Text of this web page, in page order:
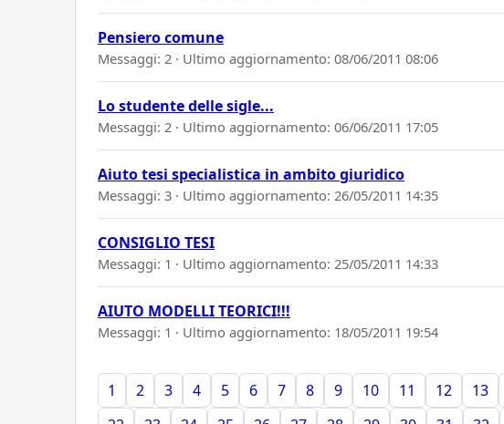
Pensiero comune
Messaggi: 2 · Ultimo aggiornamento: 08/06/2011 08:06
Lo studente delle sigle...
Messaggi: 2 · Ultimo aggiornamento: 06/06/2011 17:05
Aiuto tesi specialistica in ambito giuridico
Messaggi: 3 · Ultimo aggiornamento: 26/05/2011 14:35
CONSIGLIO TESI
Messaggi: 1 · Ultimo aggiornamento: 25/05/2011 14:33
AIUTO MODELLI TEORICI!!!
Messaggi: 1 · Ultimo aggiornamento: 18/05/2011 19:54
1 2 3 4 5 6 7 8 9 10 11 12 13